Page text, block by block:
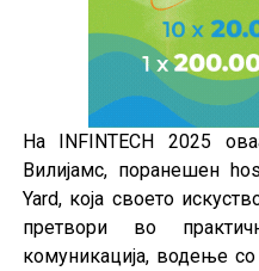
На INFINTECH 2025
Вилијамс, поранешен
Yard, која своето
претвори во
комуникација, водење